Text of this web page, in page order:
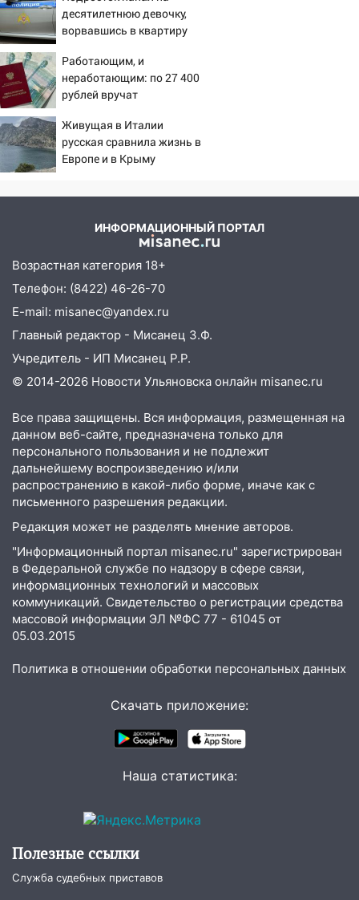
06.08.2026
23:20
Прогноз погоды на 7 августа в
Ульяновской области
20:04
Ульяновцев приглашают на забег,
посвящённый Дню воздушного флота
России
19:12
В Ульяновской области
руководителя частной компании
В Ульяновск едут звезды
17:08
Ульяновский областной суд
оставил в силе приговор руководству
«УльяновскФармации» за махинации на
3,2 млн рублей
16:09 Ветераны легкой атлетики из
Ульяновска успешно выступили на
16:02 В Ульяновской области убрали
более 28% площадей зерновых и
зернобобовых культур
15:51 Бросила кирпич в жену брата: в
Ульяновской области завели дело на
агрессивную женщину
15:47 На улице Радищева сбили
курьера: крупная авария в Ульяновске
15:15 Проводил до квартиры и ограбил:
новый кавалер женщины оказался
рецидивистом
14:26
В Ульяновске ограничат движение
передумать увольняться, если им
Инсценировали ДТП и получили
судом предстанет банда
десятилетнюю девочку,
ворвавшись в квартиру
Работающим, и
неработающим: по 27 400
рублей вручат
PrimaMedia.ru
Живущая в Италии
русская сравнила жизнь в
Европе и в Крыму
ИНФОРМАЦИОННЫЙ ПОРТАЛ
Возрастная категория 18+
Телефон: (8422) 46-26-70
E-mail: misanec@yandex.ru
Главный редактор - Мисанец З.Ф.
Учредитель - ИП Мисанец Р.Р.
© 2014-2026 Новости Ульяновска онлайн misanec.ru
Все права защищены. Вся информация, размещенная на
данном веб-сайте, предназначена только для
персонального пользования и не подлежит
дальнейшему воспроизведению и/или
распространению в какой-либо форме, иначе как с
письменного разрешения редакции.
Редакция может не разделять мнение авторов.
"Информационный портал misanec.ru" зарегистрирован
в Федеральной службе по надзору в сфере связи,
информационных технологий и массовых
коммуникаций. Свидетельство о регистрации средства
массовой информации ЭЛ №ФС 77 - 61045 от
05.03.2015
Политика в отношении обработки персональных данных
Скачать приложение:
Наша статистика:
Полезные ссылки
Служба судебных приставов